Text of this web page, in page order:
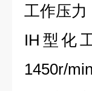
工作压力
IH型化
1450r/